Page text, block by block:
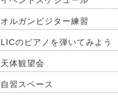
オルガンビジター練習
LICのピアノを弾いてみよう
天体観望会
自習スペース